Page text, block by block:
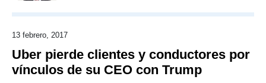
13 febrero, 2017
Uber pierde clientes y conductores por
vínculos de su CEO con Trump